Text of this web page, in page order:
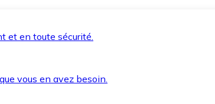
et en toute sécurité.
vous en avez besoin.